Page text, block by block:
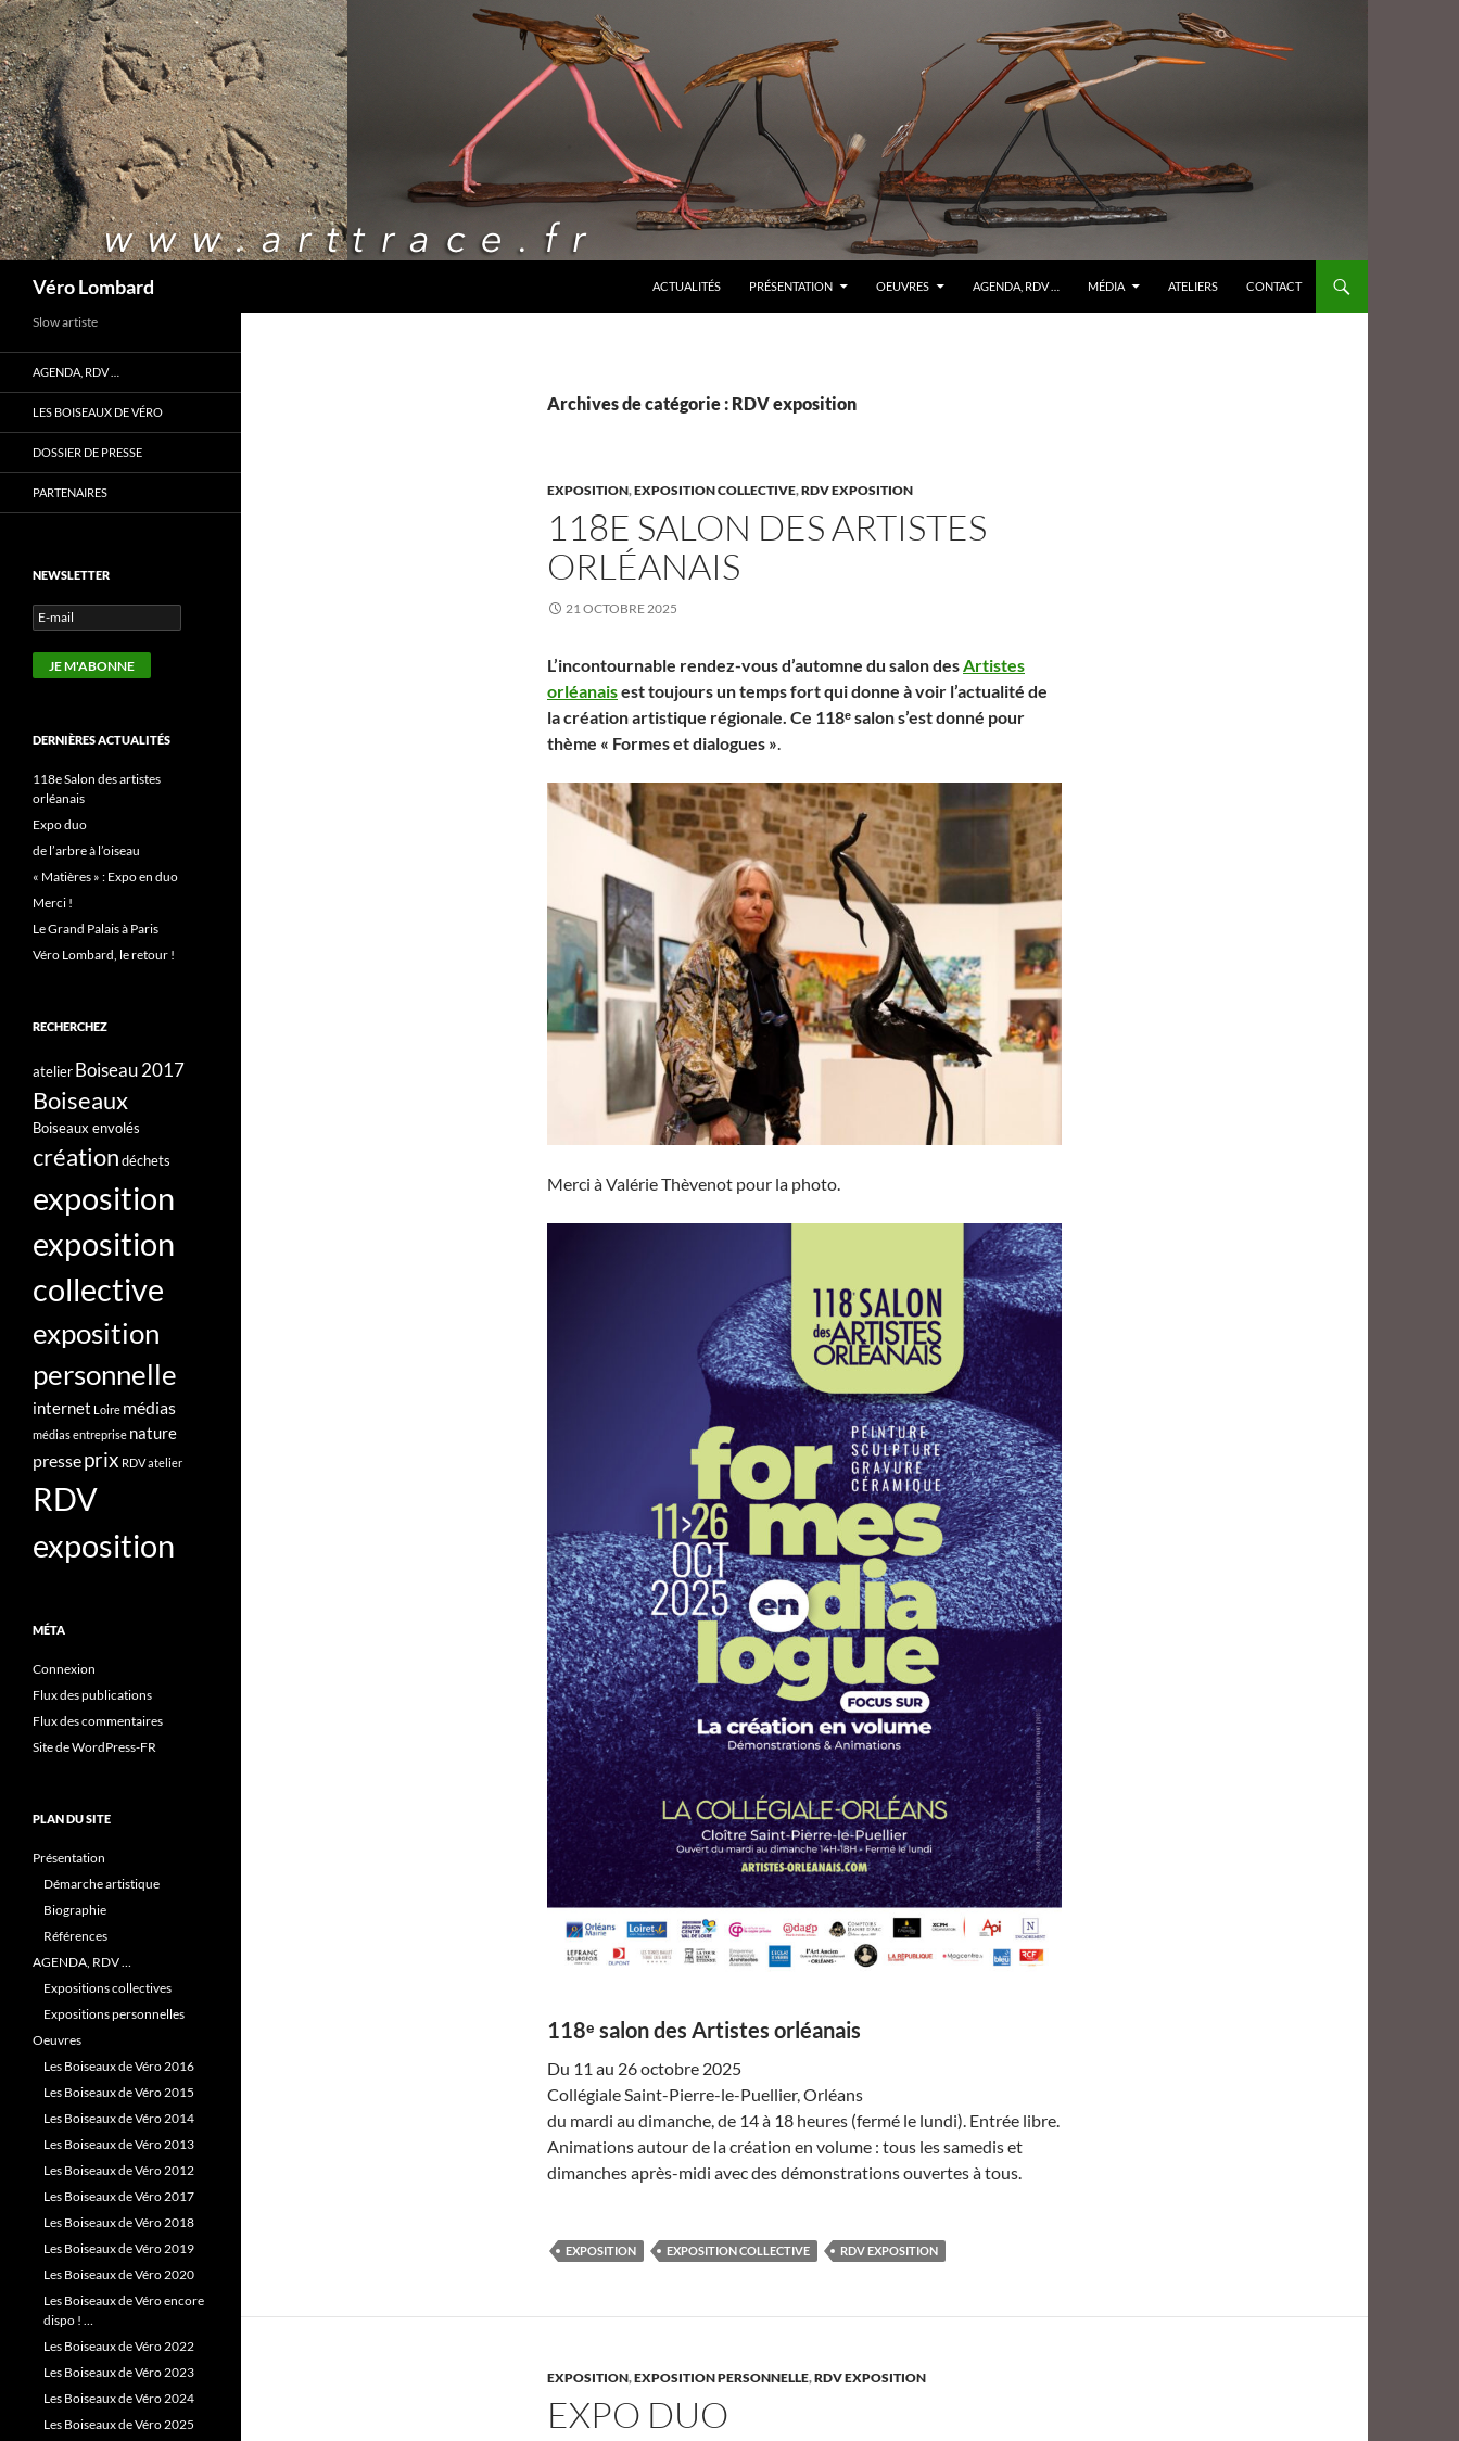
Véro Lombard
ACTUALITÉS
PRÉSENTATION OEUVRES AGENDA, RDV … MÉDIA ATELIERS CONTACT
Archives de catégorie : RDV exposition
EXPOSITION,EXPOSITION COLLECTIVE,RDV EXPOSITION
118E SALON DES ARTISTES
ORLÉANAIS
21 OCTOBRE 2025
L’incontournable rendez-vous d’automne du salon desArtistes
orléanaisest toujours un temps fort qui donne à voir l’actualité de
la création artistique régionale. Ce 118ᵉ salon s’est donné pour
thème « Formes et dialogues ».
Merci à Valérie Thèvenot pour la photo.
118ᵉ salon des Artistes orléanais
Du 11 au 26 octobre 2025
Collégiale Saint-Pierre-le-Puellier, Orléans
du mardi au dimanche, de 14 à 18 heures (fermé le lundi). Entrée libre.
Animations autour de la création en volume : tous les samedis et
dimanches après-midi avec des démonstrations ouvertes à tous.
EXPOSITION EXPOSITION COLLECTIVE RDV EXPOSITION
EXPOSITION,EXPOSITION PERSONNELLE,RDV EXPOSITION
EXPO DUO
Slow artiste
AGENDA, RDV …
LES BOISEAUX DE VÉRO
DOSSIER DE PRESSE
PARTENAIRES
NEWSLETTER
DERNIÈRES ACTUALITÉS
118e Salon des artistes
orléanais
Expo duo
de l’arbre à l’oiseau
« Matières » : Expo en duo
Merci !
Le Grand Palais à Paris
Véro Lombard, le retour !
RECHERCHEZ
atelierBoiseau 2017
Boiseaux
Boiseaux envolés
créationdéchets
exposition
exposition
collective
exposition
personnelle
internet Loire médias
médias entreprise nature
presseprix RDV atelier
RDV
exposition
MÉTA
Connexion
Flux des publications
Flux des commentaires
Site de WordPress-FR
PLAN DU SITE
Présentation
Démarche artistique
Biographie
Références
AGENDA, RDV …
Expositions collectives
Expositions personnelles
Oeuvres
Les Boiseaux de Véro 2016
Les Boiseaux de Véro 2015
Les Boiseaux de Véro 2014
Les Boiseaux de Véro 2013
Les Boiseaux de Véro 2012
Les Boiseaux de Véro 2017
Les Boiseaux de Véro 2018
Les Boiseaux de Véro 2019
Les Boiseaux de Véro 2020
Les Boiseaux de Véro encore
dispo ! …
Les Boiseaux de Véro 2022
Les Boiseaux de Véro 2023
Les Boiseaux de Véro 2024
Les Boiseaux de Véro 2025